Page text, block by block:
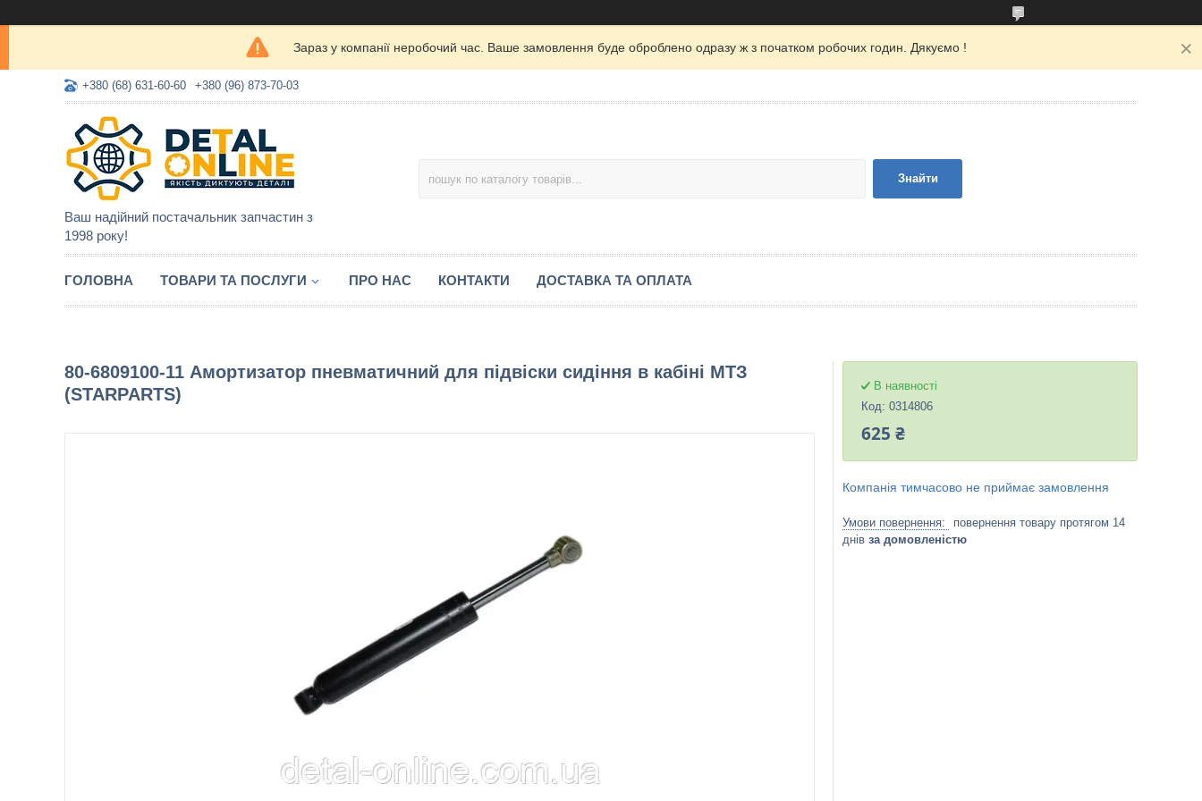
Зараз у компанії неробочий час. Ваше замовлення буде оброблено одразу ж з початком робочих годин. Дякуємо !
+380 (68) 631-60-60 +380 (96) 873-70-03
Ваш надійний постачальник запчастин з
1998 року!
Знайти
ГОЛОВНА ТОВАРИ ТА ПОСЛУГИ ПРО НАС КОНТАКТИ ДОСТАВКА ТА ОПЛАТА
80-6809100-11 Амортизатор пневматичний для підвіски сидіння в кабіні МТЗ
(STARPARTS)
В наявності
Код: 0314806
625 ₴
Компанія тимчасово не приймає замовлення
повернення товару протягом 14
днів за домовленістю